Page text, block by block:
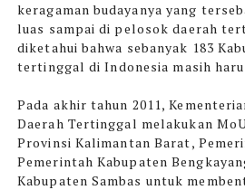
keragaman budayanya yang
luas sampai di pelosok daerah
diketahui bahwa sebanyak 183
tertinggal di Indonesia masih
Pada akhir tahun 2011,
Daerah Tertinggal melakukan
Provinsi Kalimantan Barat,
Pemerintah Kabupaten
Kabupaten Sambas untuk